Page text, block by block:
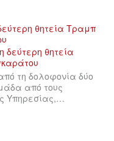
θητεία Τραμπ
τη δολοφονία δύο
από τους
Υπηρεσίας,…